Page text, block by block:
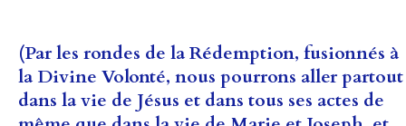
(Par les rondes de la Rédemption, fusionnés à
la Divine Volonté, nous pourrons aller partout
dans la vie de Jésus et dans tous ses actes de